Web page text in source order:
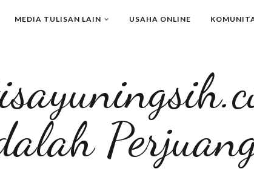
MEDIA TULISAN LAIN USAHA ONLINE